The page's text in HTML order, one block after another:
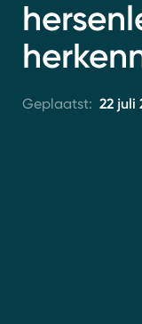
Geplaatst: 22 juli